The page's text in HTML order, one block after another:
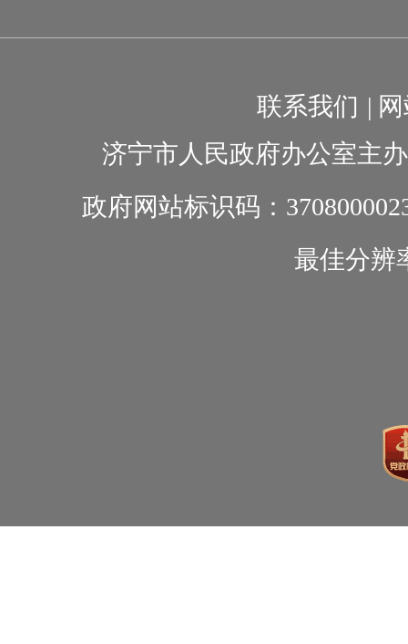
联系我们 |
济宁市人民政府办公室主
政府网站标识码：
最佳分辨